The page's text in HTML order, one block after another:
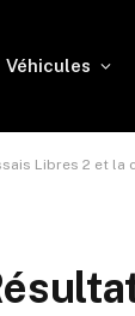
Véhicules
Libres 2 et